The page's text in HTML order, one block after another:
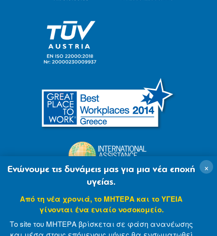
×
Ενώνουμε τις δυνάμεις μας για μια νέα εποχή
υγείας.
Από τη νέα χρονιά, το ΜΗΤΕΡΑ και το ΥΓΕΙΑ
γίνονται ένα ενιαίο νοσοκομείο.
Το site του ΜΗΤΕΡΑ βρίσκεται σε φάση ανανέωσης